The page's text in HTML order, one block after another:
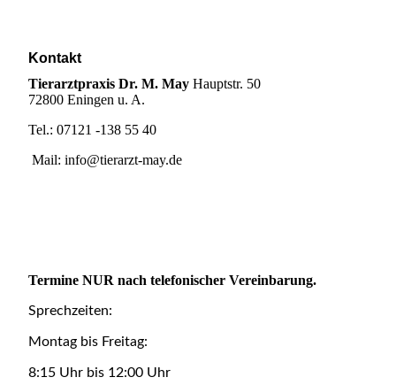
Kontakt
Tierarztpraxis Dr. M. May Hauptstr. 50
72800 Eningen u. A.
Tel.: 07121 -138 55 40
Mail: info@tierarzt-may.de
Termine NUR nach telefonischer Vereinbarung.
Sprechzeiten:
Montag bis Freitag:
8:15 Uhr bis 12:00 Uhr